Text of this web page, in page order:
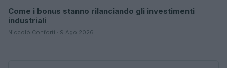
Come i bonus stanno rilanciando gli investimenti
industriali
Niccolò Conforti · 9 Ago 2026